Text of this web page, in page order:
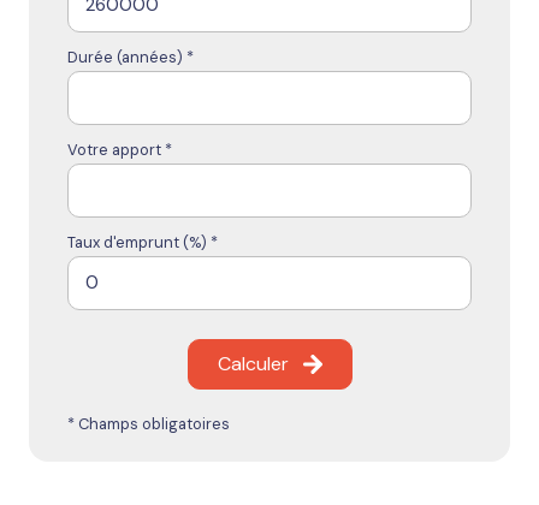
Durée (années) *
Votre apport *
Taux d'emprunt (%) *
Calculer
* Champs obligatoires